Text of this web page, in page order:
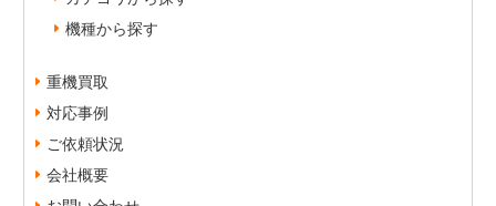
機種から探す
重機買取
対応事例
ご依頼状況
会社概要